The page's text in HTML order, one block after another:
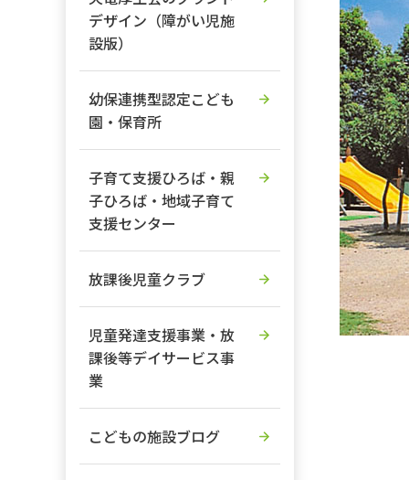
デザイン（障がい児施
設版）
幼保連携型認定こども
園・保育所
子育て支援ひろば・親
子ひろば・地域子育て
支援センター
放課後児童クラブ
児童発達支援事業・放
課後等デイサービス事
業
こどもの施設ブログ